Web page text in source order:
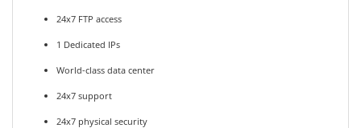
24x7 FTP access
1 Dedicated IPs
World-class data center
24x7 support
24x7 physical security